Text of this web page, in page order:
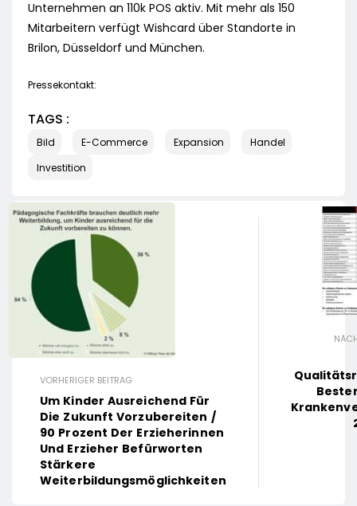
Unternehmen an 110k POS aktiv. Mit mehr als 150
Mitarbeitern verfügt Wishcard über Standorte in
Brilon, Düsseldorf und München.
Pressekontakt:
TAGS :
Bild E-Commerce Expansion
Handel
Investition
VORHERIGER BEITRAG
Um Kinder Ausreichend Für
Die Zukunft Vorzubereiten /
90 Prozent Der Erzieherinnen
Und Erzieher Befürworten
Stärkere
Weiterbildungsmöglichkeiten